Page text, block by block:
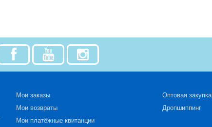
Мои заказы
Мои возвраты
Мои платёжные квитанции
Оптовая закупка
Дропшиппинг